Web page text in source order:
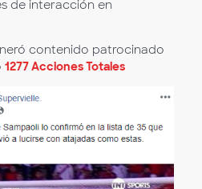
de interacción en
contenido patrocinado
1277 Acciones Totales